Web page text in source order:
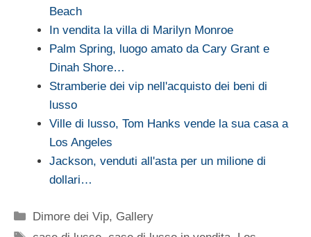
Beach
In vendita la villa di Marilyn Monroe
Palm Spring, luogo amato da Cary Grant e
Dinah Shore…
Stramberie dei vip nell'acquisto dei beni di
lusso
Ville di lusso, Tom Hanks vende la sua casa a
Los Angeles
Jackson, venduti all'asta per un milione di
dollari…
Categorie
Dimore dei Vip, Gallery